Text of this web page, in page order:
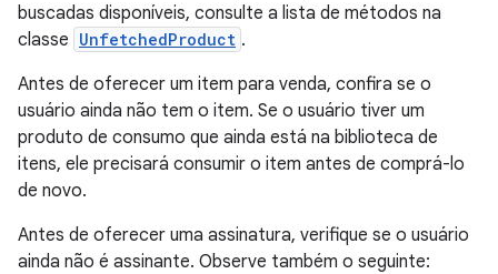
buscadas disponíveis, consulte a lista de métodos na
classe UnfetchedProduct .
Antes de oferecer um item para venda, confira se o
usuário ainda não tem o item. Se o usuário tiver um
produto de consumo que ainda está na biblioteca de
itens, ele precisará consumir o item antes de comprá-lo
de novo.
Antes de oferecer uma assinatura, verifique se o usuário
ainda não é assinante. Observe também o seguinte: